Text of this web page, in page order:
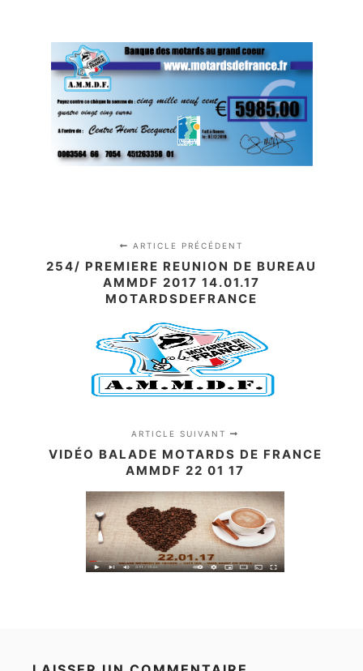
ARTICLE PRÉCÉDENT
254/ PREMIERE REUNION DE BUREAU
AMMDF 2017 14.01.17
MOTARDSDEFRANCE
ARTICLE SUIVANT
VIDÉO BALADE MOTARDS DE FRANCE
AMMDF 22 01 17